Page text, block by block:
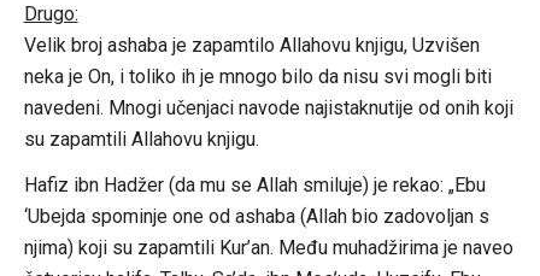
Drugo:
Velik broj ashaba je zapamtilo Allahovu knjigu, Uzvišen
neka je On, i toliko ih je mnogo bilo da nisu svi mogli biti
navedeni. Mnogi učenjaci navode najistaknutije od onih koji
su zapamtili Allahovu knjigu.
Hafiz ibn Hadžer (da mu se Allah smiluje) je rekao: „Ebu
‘Ubejda spominje one od ashaba (Allah bio zadovoljan s
njima) koji su zapamtili Kur’an. Među muhadžirima je naveo